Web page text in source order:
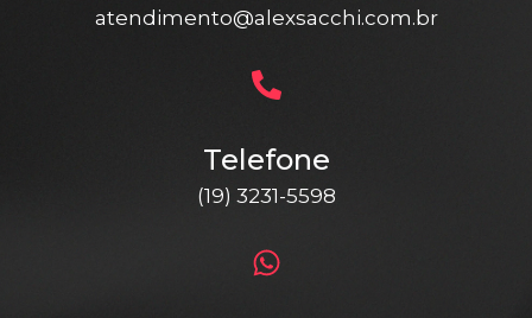
atendimento@alexsacchi.com.br
Telefone
(19) 3231-5598